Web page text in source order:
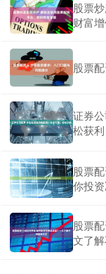
股票
财富
股票
证券
松获利
股票
你投
股票
文了